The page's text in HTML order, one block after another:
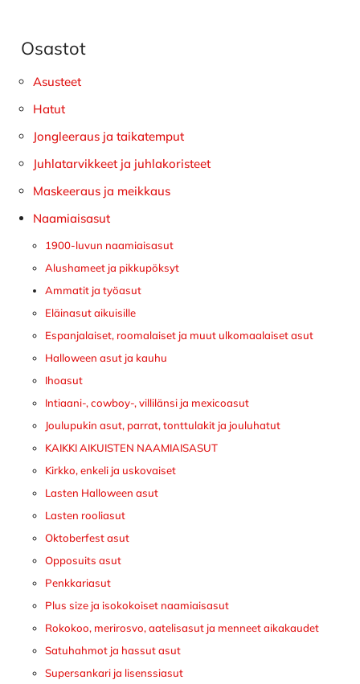
Ensisijainen
sivupalkki
Osastot
Asusteet
Hatut
Jongleeraus ja taikatemput
Juhlatarvikkeet ja juhlakoristeet
Maskeeraus ja meikkaus
Naamiaisasut
1900-luvun naamiaisasut
Alushameet ja pikkupöksyt
Ammatit ja työasut
Eläinasut aikuisille
Espanjalaiset, roomalaiset ja muut ulkomaalaiset asut
Halloween asut ja kauhu
Ihoasut
Intiaani-, cowboy-, villilänsi ja mexicoasut
Joulupukin asut, parrat, tonttulakit ja jouluhatut
KAIKKI AIKUISTEN NAAMIAISASUT
Kirkko, enkeli ja uskovaiset
Lasten Halloween asut
Lasten rooliasut
Oktoberfest asut
Opposuits asut
Penkkariasut
Plus size ja isokokoiset naamiaisasut
Rokokoo, merirosvo, aatelisasut ja menneet aikakaudet
Satuhahmot ja hassut asut
Supersankari ja lisenssiasut